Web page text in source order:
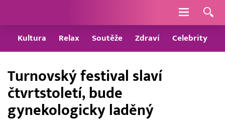
Navigace
Kultura Relax Soutěže Zdraví Celebrity
Turnovský festival slaví
čtvrtstoletí, bude
gynekologicky laděný